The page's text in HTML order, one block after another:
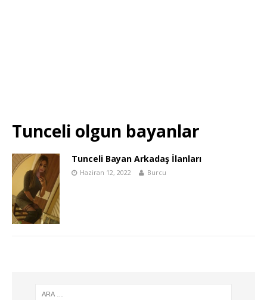
Tunceli olgun bayanlar
Tunceli Bayan Arkadaş İlanları
Haziran 12, 2022 Burcu